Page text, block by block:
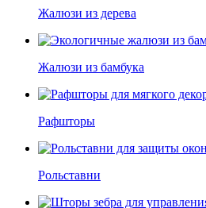
Жалюзи из дерева
Жалюзи из бамбука
Рафшторы
Рольставни